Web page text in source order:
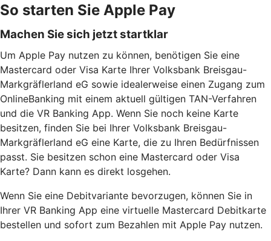
So starten Sie Apple Pay
Machen Sie sich jetzt startklar
Um Apple Pay nutzen zu können, benötigen Sie eine
Mastercard oder Visa Karte Ihrer Volksbank Breisgau-
Markgräflerland eG sowie idealerweise einen Zugang zum
OnlineBanking mit einem aktuell gültigen TAN-Verfahren
und die VR Banking App. Wenn Sie noch keine Karte
besitzen, finden Sie bei Ihrer Volksbank Breisgau-
Markgräflerland eG eine Karte, die zu Ihren Bedürfnissen
passt. Sie besitzen schon eine Mastercard oder Visa
Karte? Dann kann es direkt losgehen.
Wenn Sie eine Debitvariante bevorzugen, können Sie in
Ihrer VR Banking App eine virtuelle Mastercard Debitkarte
bestellen und sofort zum Bezahlen mit Apple Pay nutzen.